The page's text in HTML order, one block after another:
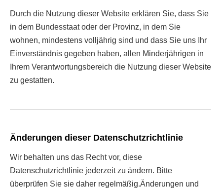
Durch die Nutzung dieser Website erklären Sie, dass Sie
in dem Bundesstaat oder der Provinz, in dem Sie
wohnen, mindestens volljährig sind und dass Sie uns Ihr
Einverständnis gegeben haben, allen Minderjährigen in
Ihrem Verantwortungsbereich die Nutzung dieser Website
zu gestatten.
Änderungen dieser Datenschutzrichtlinie
Wir behalten uns das Recht vor, diese
Datenschutzrichtlinie jederzeit zu ändern. Bitte
überprüfen Sie sie daher regelmäßig.Änderungen und